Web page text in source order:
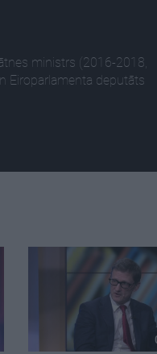
ministrs (2016-2018,
Eiroparlamenta deputāts